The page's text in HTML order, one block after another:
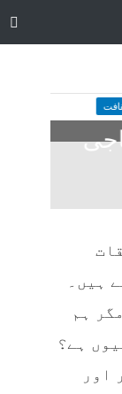
ہیں۔
ہم
ہے؟
اور